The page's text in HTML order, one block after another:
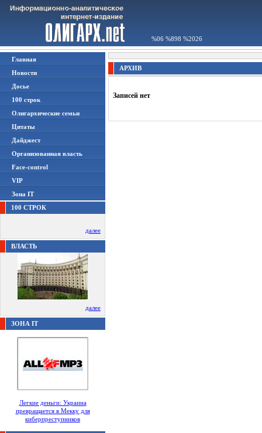
%06 %898 %2026
Главная
Новости
Досье
100 строк
Олигархические семьи
Цитаты
Дайджест
Организованная власть
Face-control
VIP
Зона IT
100 СТРОК
далее
ВЛАСТЬ
далее
ЗОНА IT
Легкие деньги: Украина
превращается в Мекку для
киберпреступников
АРХИВ
Записей нет